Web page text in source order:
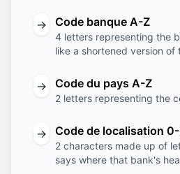
→ Code banque A-Z
4 letters representing the
like a shortened version of
→ Code du pays A-Z
2 letters representing the
→ Code de localisation
2 characters made up of
says where that bank's